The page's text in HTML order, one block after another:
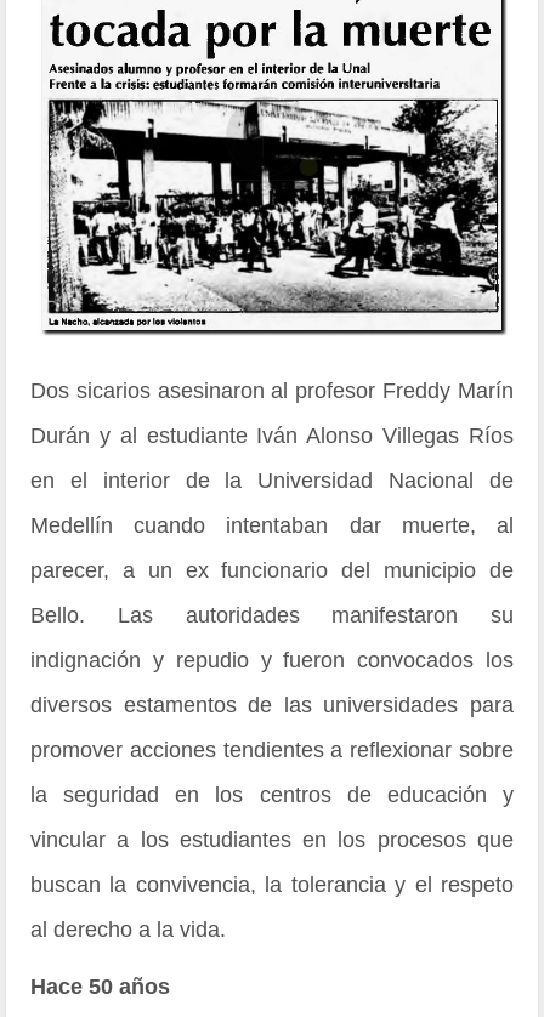
Dos sicarios asesinaron al profesor Freddy Marín
Durán y al estudiante Iván Alonso Villegas Ríos
en el interior de la Universidad Nacional de
Medellín cuando intentaban dar muerte, al
parecer, a un ex funcionario del municipio de
Bello. Las autoridades manifestaron su
indignación y repudio y fueron convocados los
diversos estamentos de las universidades para
promover acciones tendientes a reflexionar sobre
la seguridad en los centros de educación y
vincular a los estudiantes en los procesos que
buscan la convivencia, la tolerancia y el respeto
al derecho a la vida.
Hace 50 años